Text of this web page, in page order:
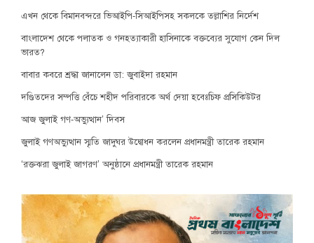
এখন থেকে বিমানবন্দরে ভিআইপি-সিআইপিসহ সকলকে তল্লাশির নির্দেশ
বাংলাদেশ থেকে পলাতক ও গনহত্যাকারী হাসিনাকে বক্তব্যের সুযোগ কেন দিল
ভারত?
বাবার কবরে শ্রদ্ধা জানালেন ডা: জুবাইদা রহমান
দণ্ডিতদের সম্পত্তি বেঁচে শহীদ পরিবারকে অর্থ দেয়া হবেঃচিফ প্রসিকিউটর
আজ জুলাই গণ-অভ্যুত্থান’ দিবস
জুলাই গণঅভ্যুত্থান স্মৃতি জাদুঘর উদ্বোধন করলেন প্রধানমন্ত্রী তারেক রহমান
‘রক্তঝরা জুলাই জাগরণ’ অনুষ্ঠানে প্রধানমন্ত্রী তারেক রহমান